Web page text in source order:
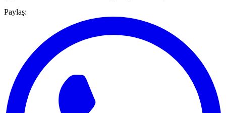
Paylaş: